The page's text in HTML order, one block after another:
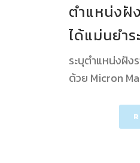
ตำแหน่งฝั
ได้แม่นยำ
ระบุตำแหน่งฝัง
ด้วย Micron